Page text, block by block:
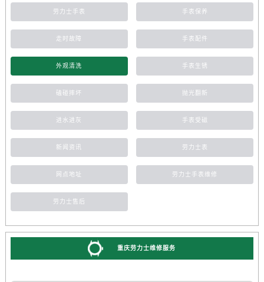
劳力士手表 手表保养
走时故障 手表配件
外观清洗 手表生锈
磕碰摔坏 抛光翻新
进水进灰 手表受磁
新闻资讯 劳力士表
网点地址 劳力士手表维修
劳力士售后
重庆劳力士维修服务